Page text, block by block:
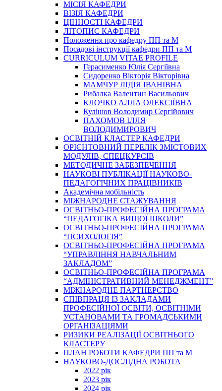
МІСІЯ КАФЕДРИ
ВІЗІЯ КАФЕДРИ
ЦІННОСТІ КАФЕДРИ
ЛІТОПИС КАФЕДРИ
Положення про кафедру ПП та М
Посадові інструкції кафедри ПП та М
CURRICULUM VITAE PROFILE
Герасименко Юлія Сергіївна
Сидоренко Вікторія Вікторівна
МАМЧУР ЛІДІЯ ІВАНІВНА
Рибалка Валентин Васильович
КЛОЧКО АЛЛА ОЛЕКСІЇВНА
Кулішов Володимир Сергійович
ПАХОМОВ ІЛЛЯ
ВОЛОДИМИРОВИЧ
ОСВІТНІЙ КЛАСТЕР КАФЕДРИ
ОРІЄНТОВНИЙ ПЕРЕЛІК ЗМІСТОВИХ
МОДУЛІВ, СПЕЦКУРСІВ
МЕТОДИЧНЕ ЗАБЕЗПЕЧЕННЯ
НАУКОВІ ПУБЛІКАЦІЇ НАУКОВО-
ПЕДАГОГІЧНИХ ПРАЦІВНИКІВ
Академічна мобільність
МІЖНАРОДНЕ СТАЖУВАННЯ
ОСВІТНЬО-ПРОФЕСІЙНА ПРОГРАМА
“ПЕДАГОГІКА ВИЩОЇ ШКОЛИ”
ОСВІТНЬО-ПРОФЕСІЙНА ПРОГРАМА
“ПСИХОЛОГІЯ”
ОСВІТНЬО-ПРОФЕСІЙНА ПРОГРАМА
“УПРАВЛІННЯ НАВЧАЛЬНИМ
ЗАКЛАДОМ”
ОСВІТНЬО-ПРОФЕСІЙНА ПРОГРАМА
“АДМІНІСТРАТИВНИЙ МЕНЕДЖМЕНТ”
МІЖНАРОДНЕ ПАРТНЕРСТВО
СПІВПРАЦЯ ІЗ ЗАКЛАДАМИ
ПРОФЕСІЙНОЇ ОСВІТИ, ОСВІТНІМИ
УСТАНОВАМИ ТА ГРОМАДСЬКИМИ
ОРГАНІЗАЦІЯМИ
РИЗИКИ РЕАЛІЗАЦІЇ ОСВІТНЬОГО
КЛАСТЕРУ
ПЛАН РОБОТИ КАФЕДРИ ПП та М
НАУКОВО-ДОСЛІДНА РОБОТА
2022 рік
2023 рік
2024 рік